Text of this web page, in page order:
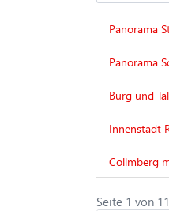
Panorama
Panorama
Burg und
Innenstadt
Collmberg
Seite 1 von